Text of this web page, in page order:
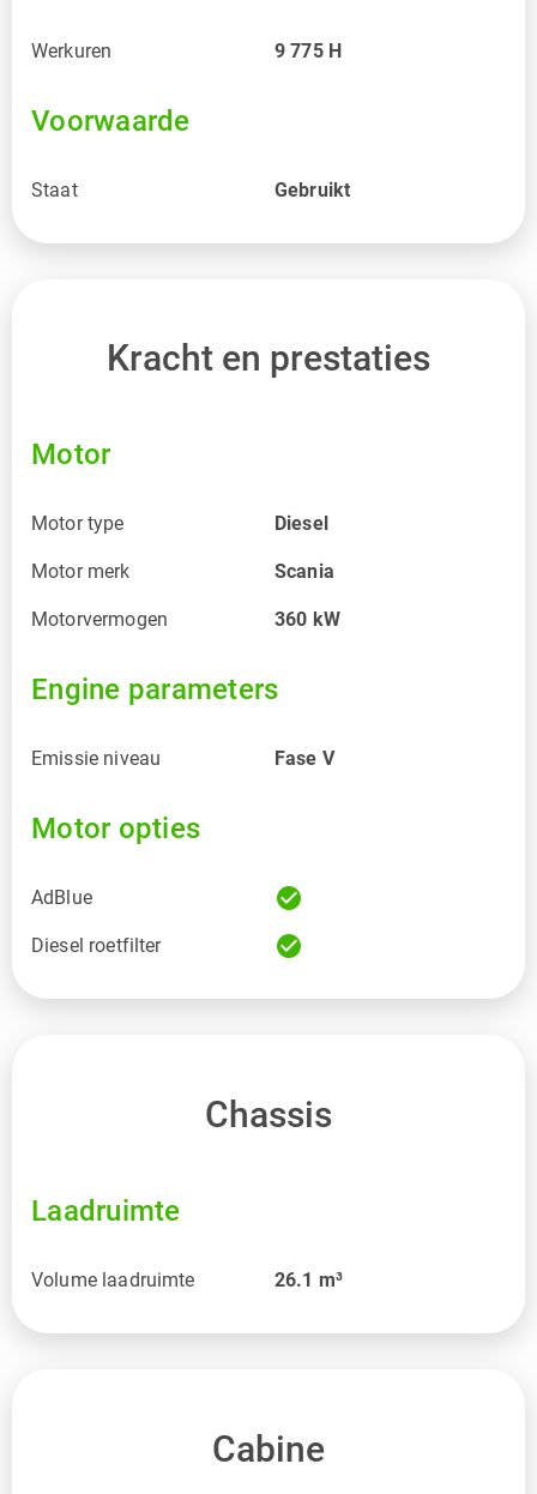
Werkuren 9 775 H
Voorwaarde
Staat Gebruikt
Kracht en prestaties
Motor
Motor type Diesel
Motor merk Scania
Motorvermogen 360 kW
Engine parameters
Emissie niveau Fase V
Motor opties
AdBlue check_circle
Diesel roetfilter check_circle
Chassis
Laadruimte
Volume laadruimte 26.1 m³
Cabine